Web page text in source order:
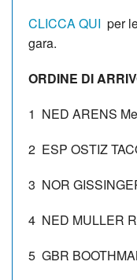
CLICCA QUI per
gara.
ORDINE DI
1 NED ARENS
2 ESP OSTIZ
3 NOR
4 NED MULLER
5 GBR